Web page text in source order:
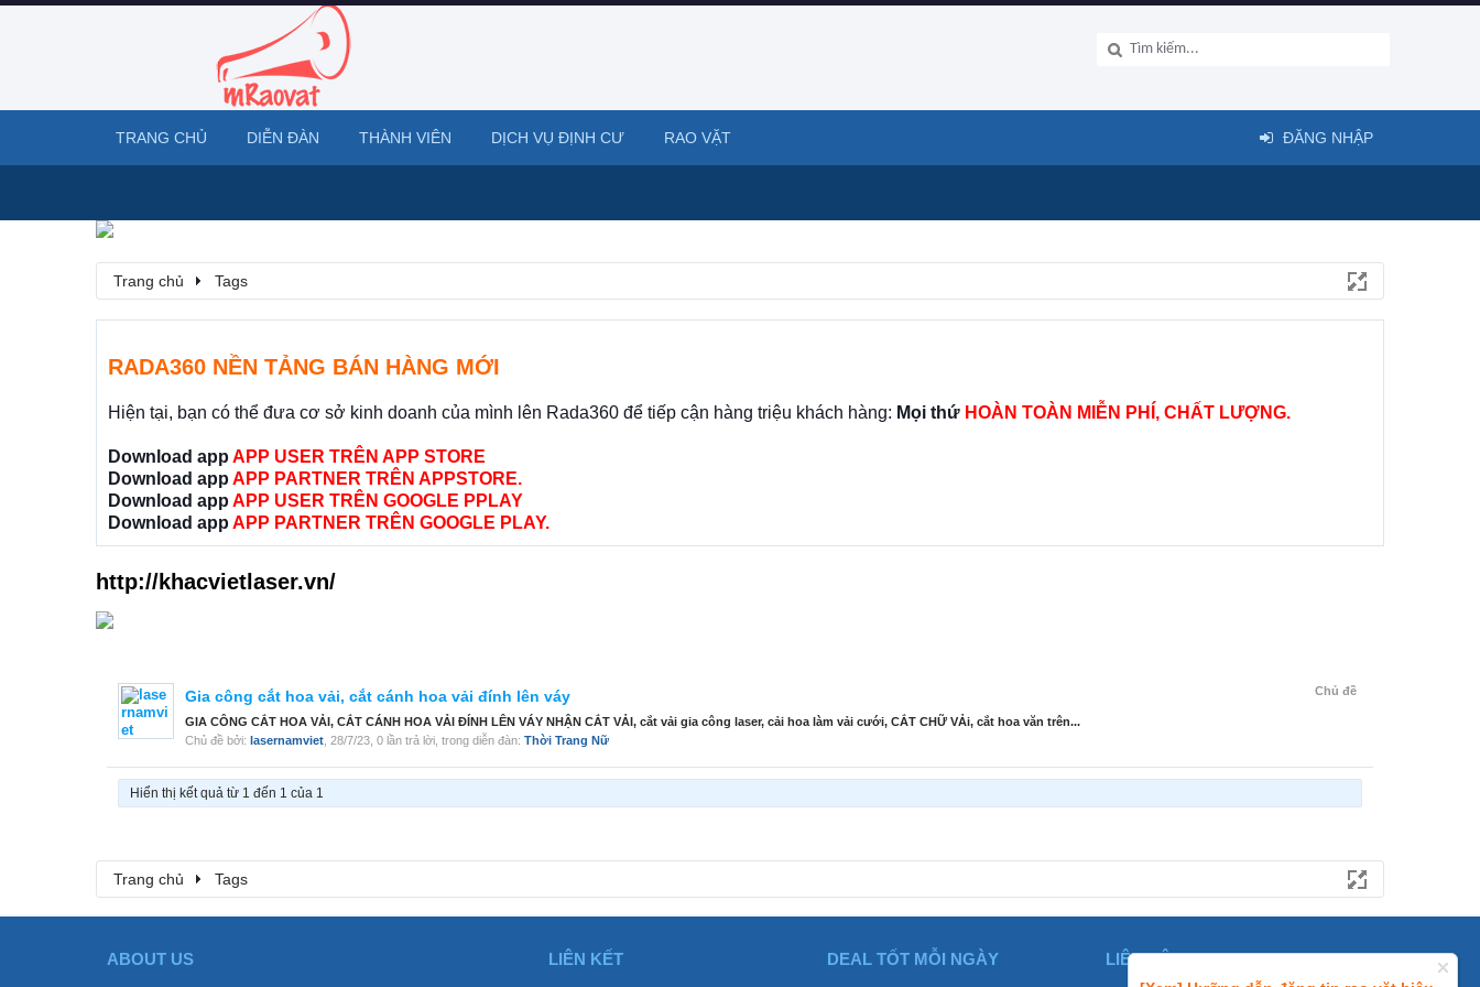
Trang chủ Tags
RADA360 NỀN TẢNG BÁN HÀNG MỚI
Hiện tại, bạn có thể đưa cơ sở kinh doanh của mình lên Rada360 để tiếp cận hàng triệu khách hàng: Mọi thứ HOÀN TOÀN MIỄN PHÍ, CHẤT LƯỢNG.
Download app APP USER TRÊN APP STORE
Download app APP PARTNER TRÊN APPSTORE.
Download app APP USER TRÊN GOOGLE PPLAY
Download app APP PARTNER TRÊN GOOGLE PLAY.
http://khacvietlaser.vn/
Chủ đề
Gia công cắt hoa vải, cắt cánh hoa vải đính lên váy
GIA CÔNG CẮT HOA VẢI, CẮT CÁNH HOA VẢI ĐÍNH LÊN VÁY NHẬN CẮT VẢI, cắt vải gia công laser, cải hoa làm vải cưới, CẮT CHỮ VẢi, cắt hoa văn trên...
Chủ đề bởi: lasernamviet 28/7/23 , 0 lần trả lời, trong diễn đàn: Thời Trang Nữ
Hiển thị kết quả từ 1 đến 1 của 1
Trang chủ Tags
TRANG CHỦ DIỄN ĐÀN THÀNH VIÊN DỊCH VỤ ĐỊNH CƯ RAO VẶT ĐĂNG NHẬP
ABOUT US LIÊN KẾT DEAL TỐT MỖI NGÀY LIÊN HỆ